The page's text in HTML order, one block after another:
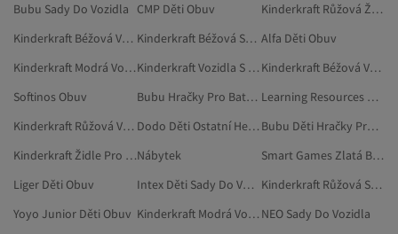
Bubu Sady Do Vozidla
CMP Děti Obuv
Kinderkraft Růžová Židle Pro Děti
Kinderkraft Béžová Vozidla S Pedály
Kinderkraft Béžová Sport A Příroda Alfa Děti Obuv
Kinderkraft Modrá Vozidla Na Baterie A Vozidla S Pedály
Kinderkraft Vozidla S Pedály
Kinderkraft Béžová Vozidla Na Baterie A Vozidla S Pedály
Softinos Obuv
Bubu Hračky Pro Batolata A Předškoláky
Learning Resources Koloběžky
Kinderkraft Růžová Vozidla S Pedály
Dodo Děti Ostatní Herní Sady
Bubu Děti Hračky Pro Batolata A Předškoláky
Kinderkraft Židle Pro DětiNábytek
Smart Games Zlatá Barva Sport A Příroda
Liger Děti Obuv
Intex Děti Sady Do Vozidla
Kinderkraft Růžová Sport A Příroda
Yoyo Junior Děti Obuv
Kinderkraft Modrá Vozidla S Pedály NEO Sady Do Vozidla